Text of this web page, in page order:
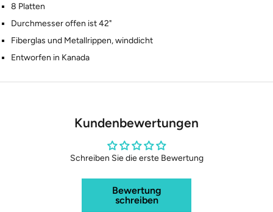
8 Platten
Durchmesser offen ist 42"
Fiberglas und Metallrippen, winddicht
Entworfen in Kanada
Kundenbewertungen
Schreiben Sie die erste Bewertung
Bewertung
schreiben